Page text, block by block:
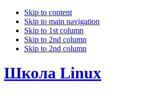
Skip to content
Skip to main navigation
Skip to 1st column
Skip to 2nd column
Skip to 2nd column
Школа Linux